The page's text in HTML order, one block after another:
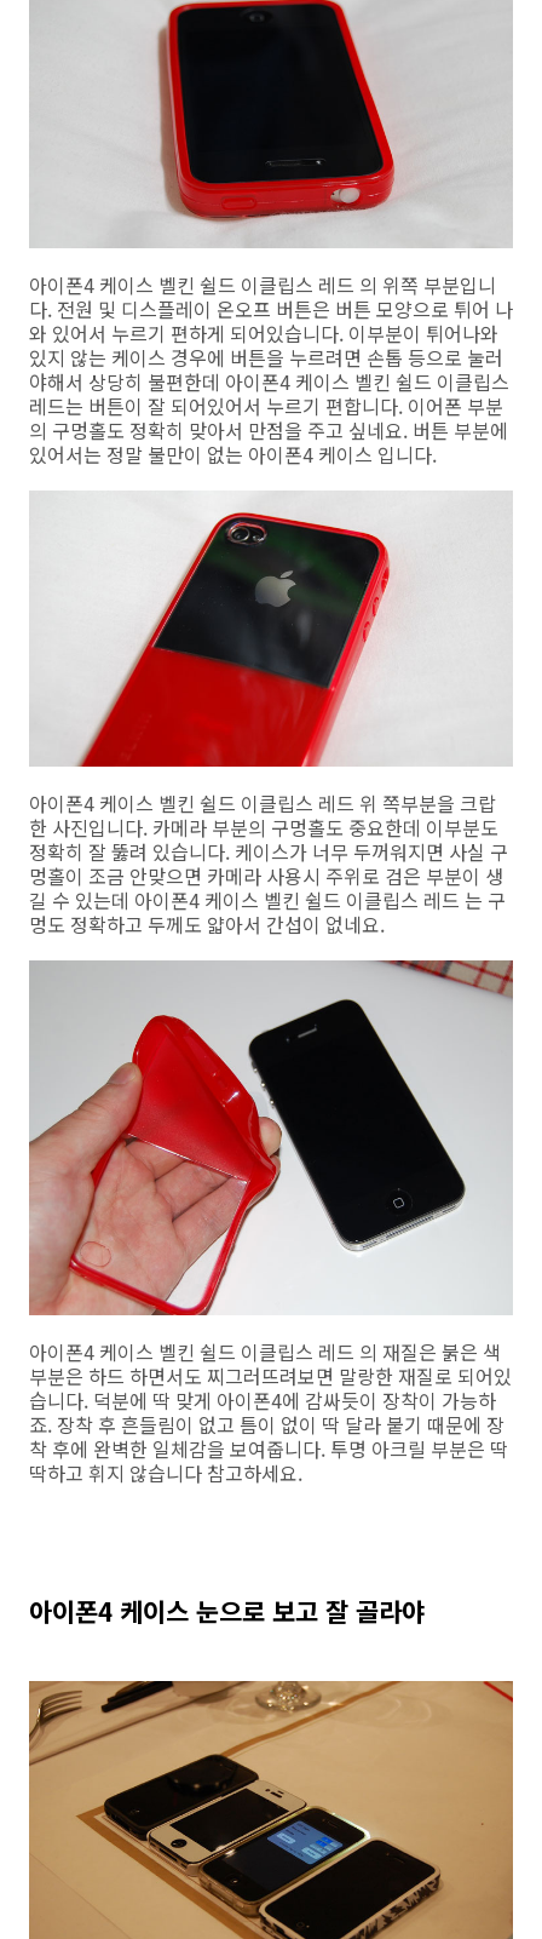
아이폰4 케이스 벨킨 쉴드 이클립스 레드 의 위쪽 부분입니
다. 전원 및 디스플레이 온오프 버튼은 버튼 모양으로 튀어 나
와 있어서 누르기 편하게 되어있습니다. 이부분이 튀어나와
있지 않는 케이스 경우에 버튼을 누르려면 손톱 등으로 눌러
야해서 상당히 불편한데 아이폰4 케이스 벨킨 쉴드 이클립스
레드는 버튼이 잘 되어있어서 누르기 편합니다. 이어폰 부분
의 구멍홀도 정확히 맞아서 만점을 주고 싶네요. 버튼 부분에
있어서는 정말 불만이 없는 아이폰4 케이스 입니다.
아이폰4 케이스 벨킨 쉴드 이클립스 레드 위 쪽부분을 크랍
한 사진입니다. 카메라 부분의 구멍홀도 중요한데 이부분도
정확히 잘 뚫려 있습니다. 케이스가 너무 두꺼워지면 사실 구
멍홀이 조금 안맞으면 카메라 사용시 주위로 검은 부분이 생
길 수 있는데 아이폰4 케이스 벨킨 쉴드 이클립스 레드 는 구
멍도 정확하고 두께도 얇아서 간섭이 없네요.
아이폰4 케이스 벨킨 쉴드 이클립스 레드 의 재질은 붉은 색
부분은 하드 하면서도 찌그러뜨려보면 말랑한 재질로 되어있
습니다. 덕분에 딱 맞게 아이폰4에 감싸듯이 장착이 가능하
죠. 장착 후 흔들림이 없고 틈이 없이 딱 달라 붙기 때문에 장
착 후에 완벽한 일체감을 보여줍니다. 투명 아크릴 부분은 딱
딱하고 휘지 않습니다 참고하세요.
아이폰4 케이스 눈으로 보고 잘 골라야